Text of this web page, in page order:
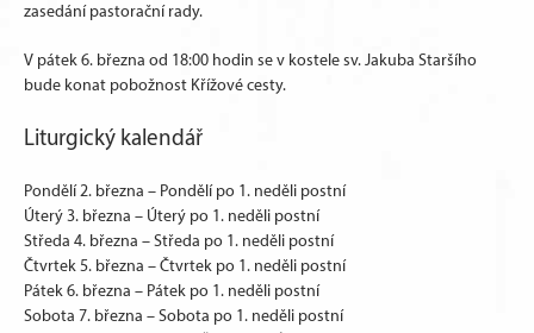
zasedání pastorační rady.
V pátek 6. března od 18:00 hodin se v kostele sv. Jakuba Staršího
bude konat pobožnost Křížové cesty.
Liturgický kalendář
Pondělí 2. března – Pondělí po 1. neděli postní
Úterý 3. března – Úterý po 1. neděli postní
Středa 4. března – Středa po 1. neděli postní
Čtvrtek 5. března – Čtvrtek po 1. neděli postní
Pátek 6. března – Pátek po 1. neděli postní
Sobota 7. března – Sobota po 1. neděli postní